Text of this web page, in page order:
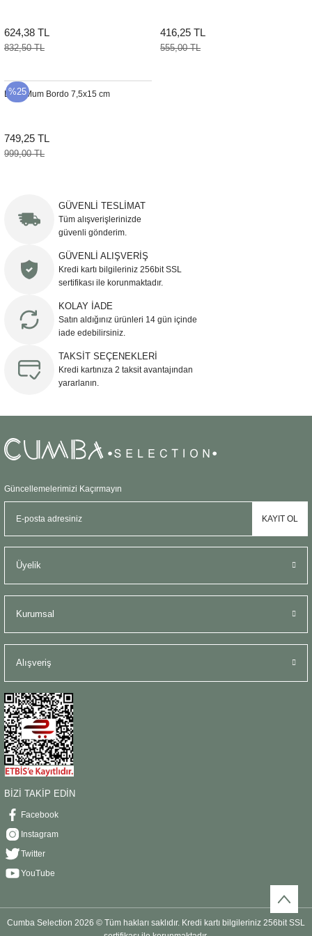
624,38 TL
832,50 TL
416,25 TL
555,00 TL
%25
Ledli Mum Bordo 7,5x15 cm
749,25 TL
999,00 TL
GÜVENLİ TESLİMAT
Tüm alışverişlerinizde
güvenli gönderim.
GÜVENLİ ALIŞVERİŞ
Kredi kartı bilgileriniz 256bit SSL
sertifikası ile korunmaktadır.
KOLAY İADE
Satın aldığınız ürünleri 14 gün içinde
iade edebilirsiniz.
TAKSİT SEÇENEKLERİ
Kredi kartınıza 2 taksit avantajından
yararlanın.
Güncellemelerimizi Kaçırmayın
KAYIT OL
Üyelik
Kurumsal
Alışveriş
BİZİ TAKİP EDİN
Facebook
Instagram
Twitter
YouTube
Cumba Selection 2026 © Tüm hakları saklıdır. Kredi kartı bilgileriniz 256bit SSL